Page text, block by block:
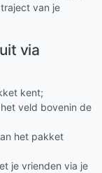
van je
via
kent;
veld bovenin de
het pakket
je vrienden via je